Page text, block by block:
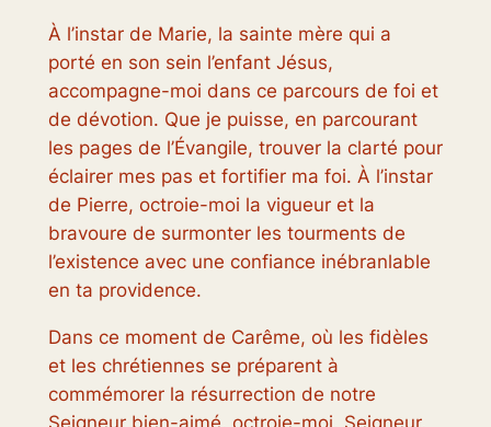
À l’instar de Marie, la sainte mère qui a
porté en son sein l’enfant Jésus,
accompagne-moi dans ce parcours de foi et
de dévotion. Que je puisse, en parcourant
les pages de l’Évangile, trouver la clarté pour
éclairer mes pas et fortifier ma foi. À l’instar
de Pierre, octroie-moi la vigueur et la
bravoure de surmonter les tourments de
l’existence avec une confiance inébranlable
en ta providence.
Dans ce moment de Carême, où les fidèles
et les chrétiennes se préparent à
commémorer la résurrection de notre